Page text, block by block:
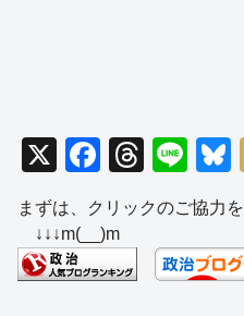
X
F
a
c
e
b
T
hr
e
a
d
Li
n
e
まずは、クリックのご協力
↓↓↓m(__)m